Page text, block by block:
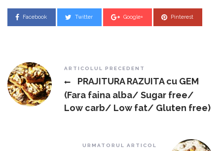
Facebook Twitter Google+ Pinterest
Post navigation
ARTICOLUL PRECEDENT
PRAJITURA RAZUITA cu GEM
(Fara faina alba/ Sugar free/
Low carb/ Low fat/ Gluten free)
URMATORUL ARTICOL